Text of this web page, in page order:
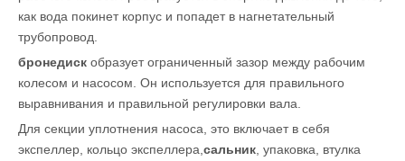
как вода покинет корпус и попадет в нагнетательный
трубопровод.
бронедиск образует ограниченный зазор между рабочим
колесом и насосом. Он используется для правильного
выравнивания и правильной регулировки вала.
Для секции уплотнения насоса, это включает в себя
экспеллер, кольцо экспеллера, сальник , упаковка, втулка